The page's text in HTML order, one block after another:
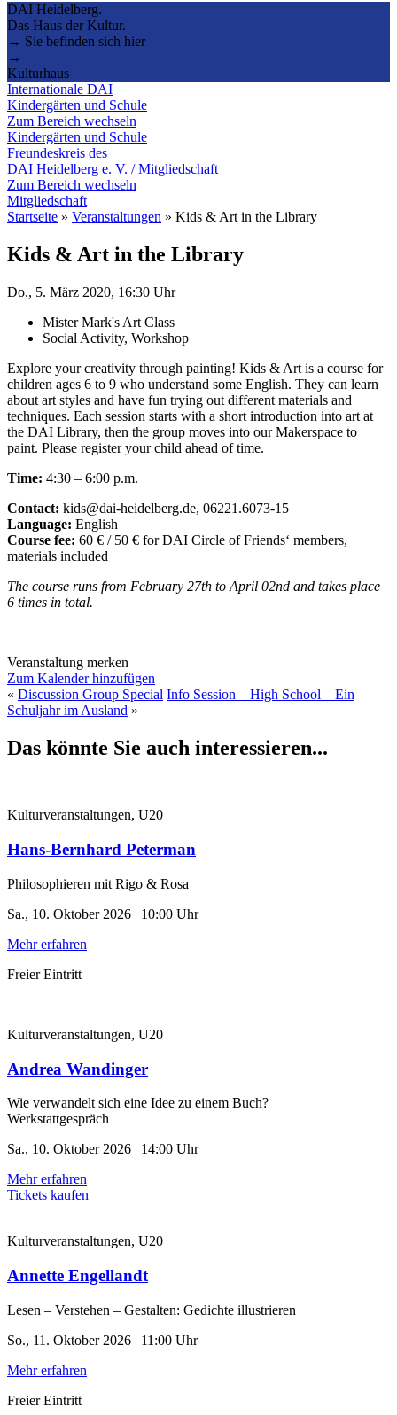
DAI Heidelberg.
Das Haus der Kultur.
→ Sie befinden sich hier
→
Kulturhaus
Internationale DAI
Kindergärten und Schule
Zum Bereich wechseln
Kindergärten und Schule
Freundeskreis des
DAI Heidelberg e. V. / Mitgliedschaft
Zum Bereich wechseln
Mitgliedschaft
Startseite » Veranstaltungen » Kids & Art in the Library
Kids & Art in the Library
Do., 5. März 2020, 16:30 Uhr
Mister Mark's Art Class
Social Activity, Workshop
Explore your creativity through painting! Kids & Art is a course for
children ages 6 to 9 who understand some English. They can learn
about art styles and have fun trying out different materials and
techniques. Each session starts with a short introduction into art at
the DAI Library, then the group moves into our Makerspace to
paint. Please register your child ahead of time.
Time: 4:30 – 6:00 p.m.
Contact: kids@dai-heidelberg.de, 06221.6073-15
Language: English
Course fee: 60 € / 50 € for DAI Circle of Friends‘ members,
materials included
The course runs from February 27th to April 02nd and takes place
6 times in total.
Veranstaltung merken
Zum Kalender hinzufügen
« Discussion Group Special Info Session – High School – Ein
Schuljahr im Ausland »
Das könnte Sie auch interessieren...
Kulturveranstaltungen, U20
Hans-Bernhard Peterman
Philosophieren mit Rigo & Rosa
Sa., 10. Oktober 2026 | 10:00 Uhr
Mehr erfahren
Freier Eintritt
Kulturveranstaltungen, U20
Andrea Wandinger
Wie verwandelt sich eine Idee zu einem Buch?
Werkstattgespräch
Sa., 10. Oktober 2026 | 14:00 Uhr
Mehr erfahren
Tickets kaufen
Kulturveranstaltungen, U20
Annette Engellandt
Lesen – Verstehen – Gestalten: Gedichte illustrieren
So., 11. Oktober 2026 | 11:00 Uhr
Mehr erfahren
Freier Eintritt